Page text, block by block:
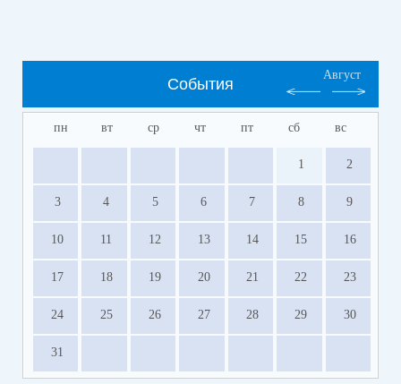
События
Август
пн вт ср чт пт сб вс
1 2
3 4 5 6 7 8 9
10 11 12 13 14 15 16
17 18 19 20 21 22 23
24 25 26 27 28 29 30
31